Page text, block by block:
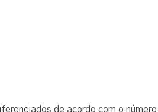
de acordo com o